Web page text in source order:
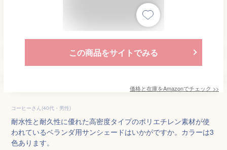
この商品をサイトでみる
価格と在庫をAmazonでチェック >>
コーヒーさん(40代・男性)
耐水性と耐久性に優れた高密度タイプのポリエチレン素材が使
われているベランダ用サンシェードはいかがですか。カラーは3
色あります。